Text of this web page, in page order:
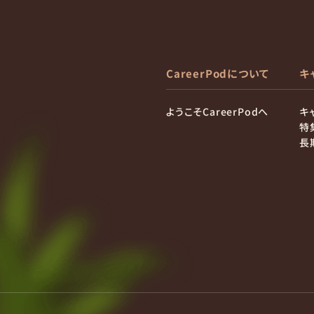
CareerPodについて
ようこそCareerPodへ
キ
キ
特
長